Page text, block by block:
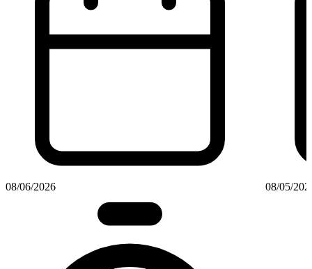
08/06/2026 08/05/